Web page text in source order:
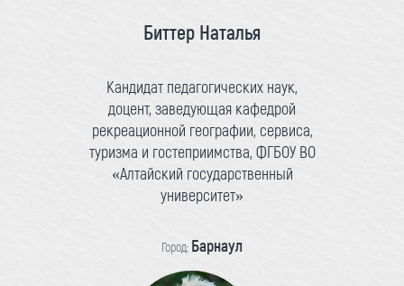
Биттер Наталья
Кандидат педагогических наук,
доцент, заведующая кафедрой
рекреационной географии, сервиса,
туризма и гостеприимства, ФГБОУ ВО
«Алтайский государственный
университет»
Город: Барнаул